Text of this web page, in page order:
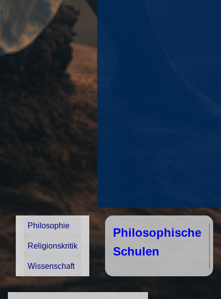
Philosophie
Religionskritik
Wissenschaft
Philosophische
Schulen